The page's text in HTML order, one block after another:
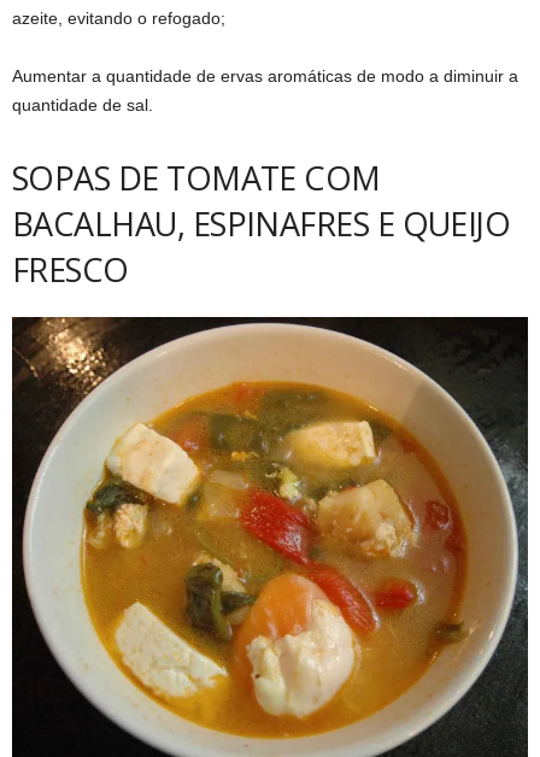
azeite, evitando o refogado;
Aumentar a quantidade de ervas aromáticas de modo a diminuir a
quantidade de sal.
SOPAS DE TOMATE COM
BACALHAU, ESPINAFRES E QUEIJO
FRESCO